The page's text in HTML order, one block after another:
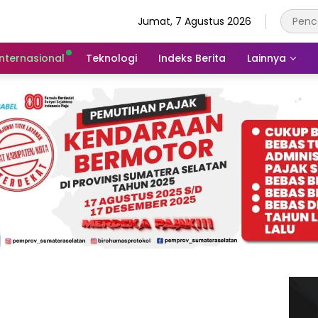
Jumat, 7 Agustus 2026
Teknologi Indeks Berita Lainnya